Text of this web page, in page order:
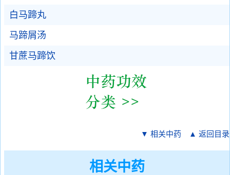
白马蹄丸
马蹄屑汤
甘蔗马蹄饮
▼ 相关中药 ▲ 返回目录
相关中药